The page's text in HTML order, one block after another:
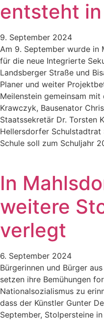
entsteht
9. September 2024
Am 9. September wurde
für die neue Integrierte
Landsberger Straße und
Planer und weiter
Meilenstein gemeinsam
Krawczyk, Bausenator
Staatssekretär Dr. Torsten
Hellersdorfer Schulstadtrat
Schule soll zum Schuljahr
In
weitere
verlegt
6. September 2024
Bürgerinnen und Bürger
setzen ihre Bemühungen
Nationalsozialismus zu
dass der Künstler Gunter
September, Stolpersteine